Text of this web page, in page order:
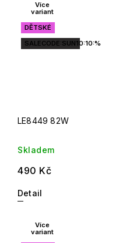
Více
variant
DĚTSKÉ
SALECODE:SUN10:10:%
LE8449 82W
Skladem
490 Kč
Detail
Více
variant